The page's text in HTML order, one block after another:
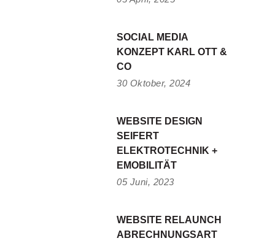
SOCIAL MEDIA
KONZEPT KARL OTT &
CO
30 Oktober, 2024
WEBSITE DESIGN
SEIFERT
ELEKTROTECHNIK +
EMOBILITÄT
05 Juni, 2023
WEBSITE RELAUNCH
ABRECHNUNGSART